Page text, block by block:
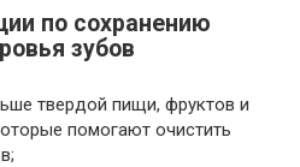
по сохранению
зубов
твердой пищи, фруктов и
помогают очистить